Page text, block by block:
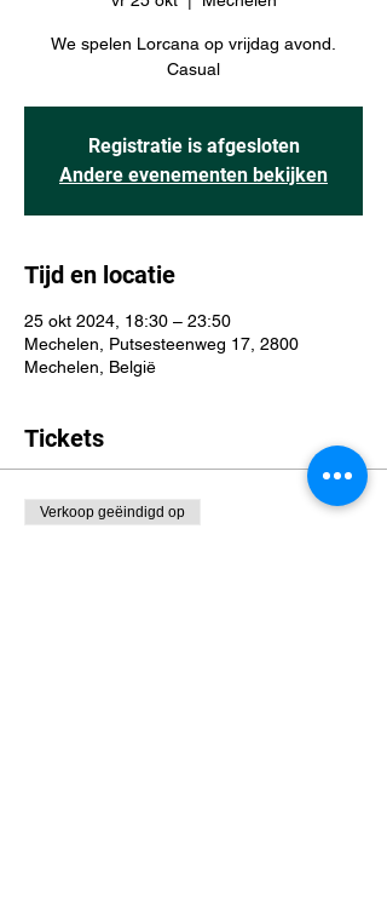
We spelen Lorcana op vrijdag avond.
Casual
Registratie is afgesloten
Andere evenementen bekijken
Tijd en locatie
25 okt 2024, 18:30 – 23:50
Mechelen, Putsesteenweg 17, 2800
Mechelen, België
Tickets
Verkoop geëindigd op